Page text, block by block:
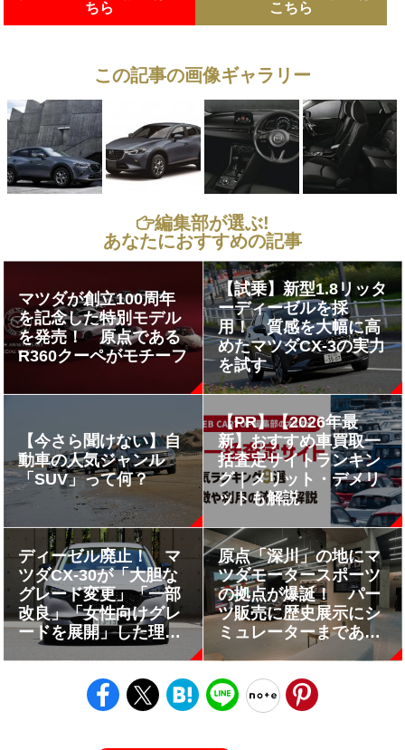
ちら
こちら
この記事の画像ギャラリー
編集部が選ぶ!
あなたにおすすめの記事
マツダが創立100周年
を記念した特別モデル
を発売！ 原点である
R360クーペがモチーフ
【試乗】新型1.8リッタ
ーディーゼルを採
用！ 質感を大幅に高
めたマツダCX-3の実力
を試す
【今さら聞けない】自
動車の人気ジャンル
「SUV」って何？
【PR】【2026年最
新】おすすめ車買取一
括査定サイトランキン
グ｜メリット・デメリ
ットも解説
ディーゼル廃止！ マ
ツダCX-30が「大胆な
グレード変更」「一部
改良」「女性向けグレ
ードを展開」した理由
とは？
原点「深川」の地にマ
ツダモータースポーツ
の拠点が爆誕！ パー
ツ販売に歴史展示にシ
ミュレーターまである
ファンなら訪問必至の